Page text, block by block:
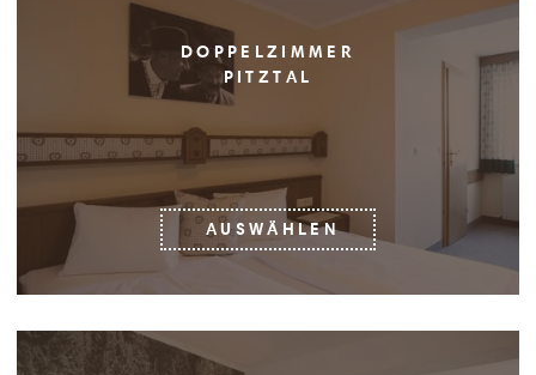
DOPPELZIMMER
PITZTAL
AUSWÄHLEN